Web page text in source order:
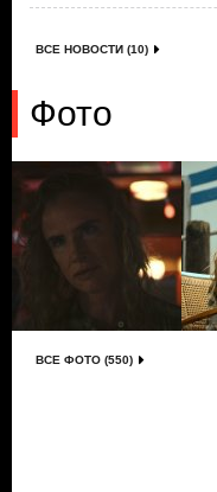
ВСЕ НОВОСТИ (10)
Фото
ВСЕ ФОТО (550)